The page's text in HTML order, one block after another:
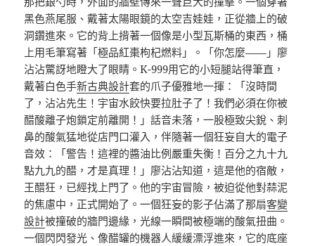
黑色燕尾服、戴著太陽眼鏡的太空吉娃娃，正從牆上的破
洞鑽進來。它的背上揹著一個像是小型瓦斯桶的東西，桶
上用毛筆寫著「極品紅棗枸杞燃料」。「你怎麼——」廖
沾沾驚訝地瞪大了眼睛。K-999用它的小短腿站得筆直，
戴著白色手新古典設計套的爪子優雅地一揮：「沒時間
了，沾沾先生！宇宙水餃快要拉肚子了！我們必須在你被
醋酸離子炮鎖定前離開！」話音未落，一股極致尖銳、刺
鼻的酸氣猛地從店門口灌入，伴隨著一個狂妄自大的電子
音效：「警告！這裡的醬油比例嚴重失衡！百分之九十九
點九九的醋，才是真理！」廖沾沾知道，這是他的宿敵，
王醋狂，已經找上門了。他的宇宙冒險，被迫從他對蒜泥
的焦慮中，正式開始了。一個狂妄的影子佔滿了那扇客變
設計被撞破的牆門邊緣，光線一瞬間被極端的酸氣扭曲。
一個閃閃發光、像醋罐的機器人緩緩漂浮進來，它的底座